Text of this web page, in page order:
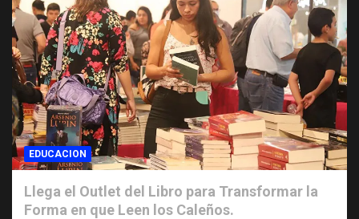
EDUCACION
Llega el Outlet del Libro para Transformar la
Forma en que Leen los Caleños.